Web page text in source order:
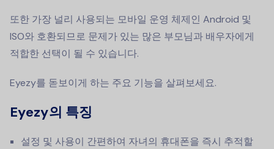
또한 가장 널리 사용되는 모바일 운영 체제인 Android 및
ISO와 호환되므로 문제가 있는 많은 부모님과 배우자에게
적합한 선택이 될 수 있습니다.
Eyezy를 돋보이게 하는 주요 기능을 살펴보세요.
Eyezy의 특징
설정 및 사용이 간편하여 자녀의 휴대폰을 즉시 추적할